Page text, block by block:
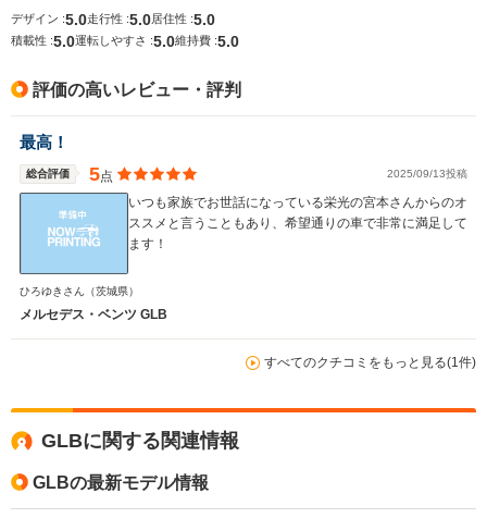
デザイン :5.0走行性 :5.0居住性 :5.0
積載性 :5.0運転しやすさ :5.0維持費 :5.0
評価の高いレビュー・評判
最高！
総合評価 5点 2025/09/13投稿
いつも家族でお世話になっている栄光の宮本さんからのオ
ススメと言うこともあり、希望通りの車で非常に満足して
ます！
ひろゆきさん （茨城県）
メルセデス・ベンツ GLB
すべてのクチコミをもっと見る(1件)
GLBに関する関連情報
GLBの最新モデル情報